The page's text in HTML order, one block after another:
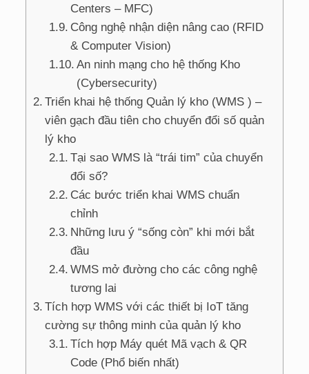
Centers – MFC)
Công nghệ nhận diện nâng cao (RFID
& Computer Vision)
An ninh mạng cho hệ thống Kho
(Cybersecurity)
Triển khai hệ thống Quản lý kho (WMS ) –
viên gạch đầu tiên cho chuyển đổi số quản
lý kho
Tại sao WMS là “trái tim” của chuyển
đổi số?
Các bước triển khai WMS chuẩn
chỉnh
Những lưu ý “sống còn” khi mới bắt
đầu
WMS mở đường cho các công nghệ
tương lai
Tích hợp WMS với các thiết bị IoT tăng
cường sự thông minh của quản lý kho
Tích hợp Máy quét Mã vạch & QR
Code (Phổ biến nhất)